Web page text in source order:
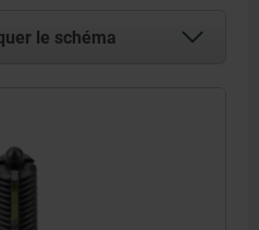
le schéma